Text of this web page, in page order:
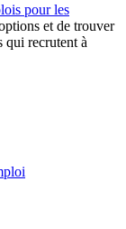
pour les
et de trouver
qui recrutent à